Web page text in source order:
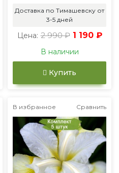
Доставка по Тимашевску от
3-5 дней
Цена: 2 990 ₽ 1 190 ₽
В наличии
Купить
В избранное Сравнить